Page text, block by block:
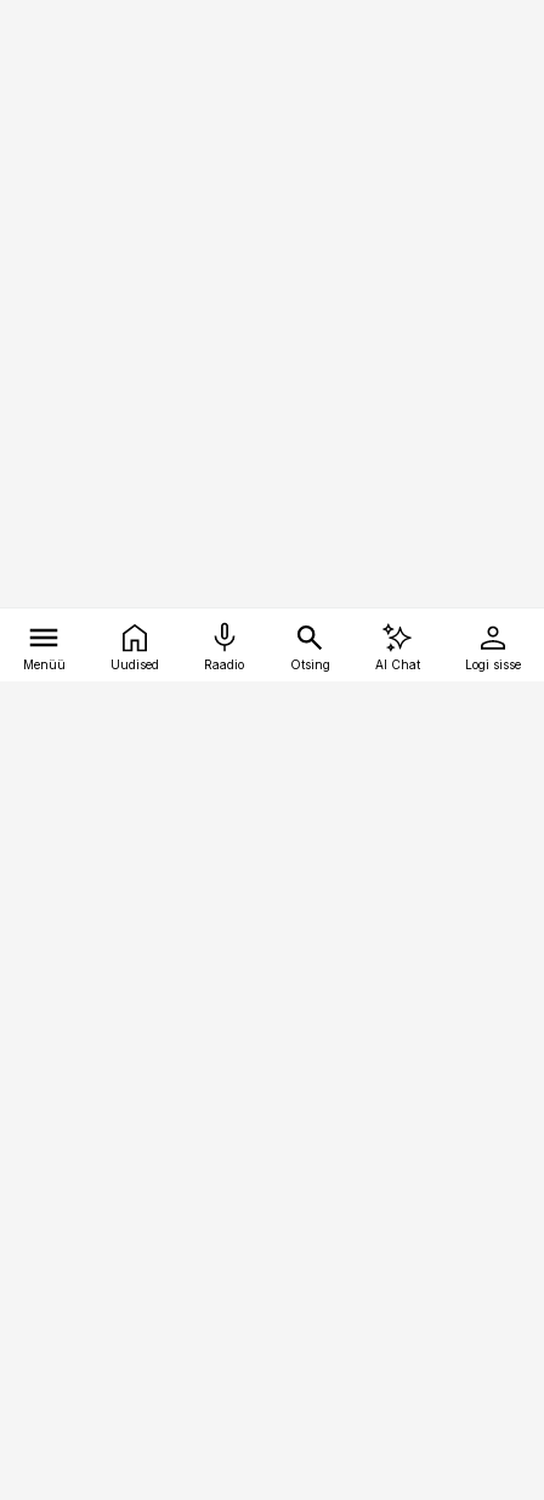
Menüü Uudised Raadio Otsing AI Chat Logi sisse